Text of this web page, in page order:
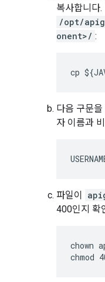
복사합니다.
/opt/
onent>/ :
cp
다음 구문
자 이름과
파일이
400인지 확
chown
chmod